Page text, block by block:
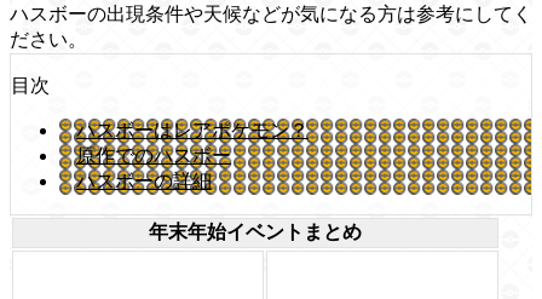
ハスボーの出現条件や天候などが気になる方は参考にしてく
ださい。
目次
ハスボーはレアポケモン？
原作でのハスボー
ハスボーの詳細
年末年始イベントまとめ